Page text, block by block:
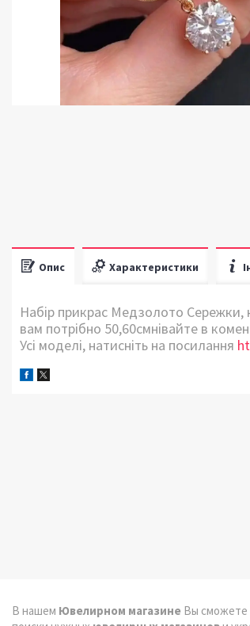
Опис Характеристики
Набір прикрас Медзолото
вам потрібно 50,60смнівайте в
Усі моделі, натисніть на посилання
В нашем Ювелирном магазине Вы сможете